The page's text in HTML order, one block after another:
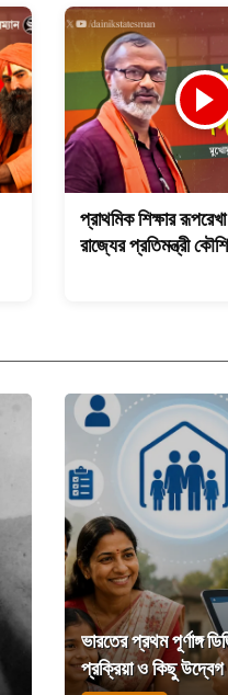
প্রাথমিক শিক্ষার
রাজ্যের প্রতিমন্ত্রী
ভারতের প্রথম পূর্ণাঙ্গ
প্রক্রিয়া ও কিছু উদ্বেগ